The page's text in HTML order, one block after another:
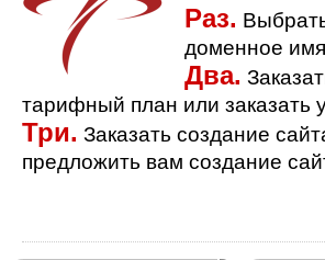
Раз.
доменное
Два.
тарифный план или заказать
Три. Заказать создание
предложить вам создание